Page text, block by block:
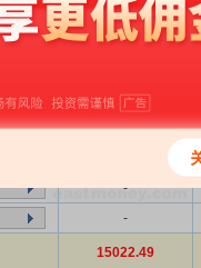
-
-
-
-
15022.49